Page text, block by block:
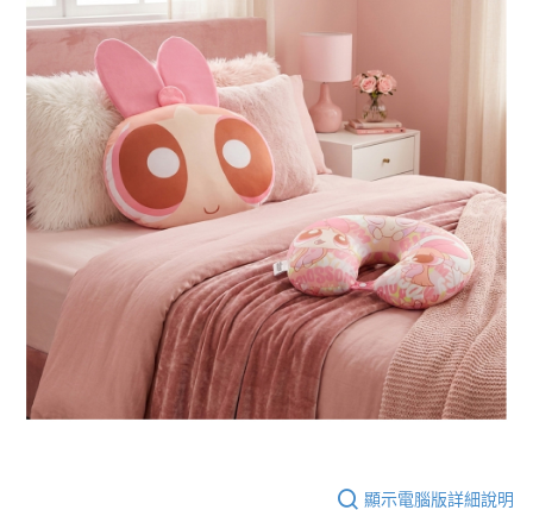
顯示電腦版詳細說明